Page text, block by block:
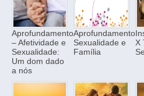
Aprofundamento
– Afetividade e
Sexualidade:
Um dom dado
a nós
Aprofundamento
Sexualidade e
Família
X